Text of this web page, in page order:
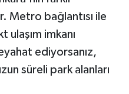
Metro bağlantısı ile
ulaşım imkanı
ediyorsanız,
süreli park alanları